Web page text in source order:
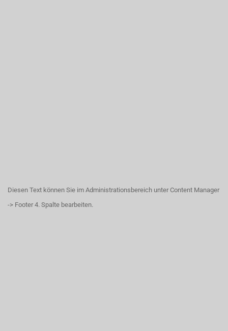
Diesen Text können Sie im Administrationsbereich unter Content Manager
-> Footer 4. Spalte bearbeiten.